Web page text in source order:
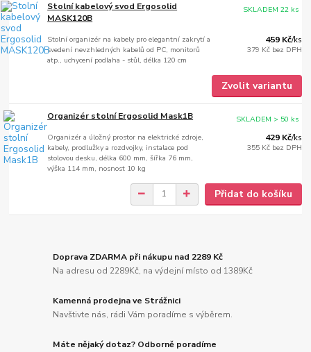
Stolní kabelový svod Ergosolid
MASK120B
Stolní organizér na kabely pro elegantní zakrytí a
svedení nevzhledných kabelů od PC, monitorů
atp., uchycení podlaha - stůl, délka 120 cm
459 Kč/ks
379 Kč bez DPH
SKLADEM 22 ks
Zvolit variantu
Organizér stolní Ergosolid Mask1B
Organizér a úložný prostor na elektrické zdroje,
kabely, prodlužky a rozdvojky, instalace pod
stolovou desku, délka 600 mm, šířka 76 mm,
výška 114 mm, nosnost 10 kg
429 Kč/ks
355 Kč bez DPH
SKLADEM > 50 ks
Přidat do košíku
Doprava ZDARMA při nákupu nad 2289 Kč
Na adresu od 2289Kč, na výdejní místo od 1389Kč
Kamenná prodejna ve Strážnici
Navštivte nás, rádi Vám poradíme s výběrem.
Máte nějaký dotaz? Odborně poradíme